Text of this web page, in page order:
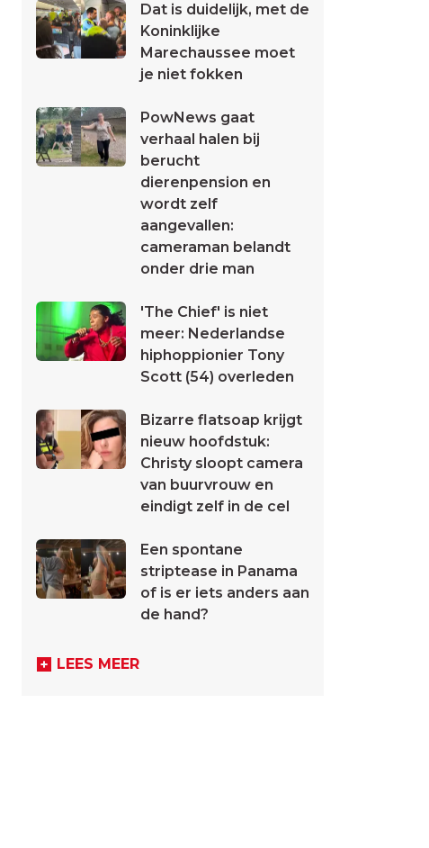
Dat is duidelijk, met de
Koninklijke
Marechaussee moet
je niet fokken
PowNews gaat
verhaal halen bij
berucht
dierenpension en
wordt zelf
aangevallen:
cameraman belandt
onder drie man
'The Chief' is niet
meer: Nederlandse
hiphoppionier Tony
Scott (54) overleden
Bizarre flatsoap krijgt
nieuw hoofdstuk:
Christy sloopt camera
van buurvrouw en
eindigt zelf in de cel
Een spontane
striptease in Panama
of is er iets anders aan
de hand?
LEES MEER